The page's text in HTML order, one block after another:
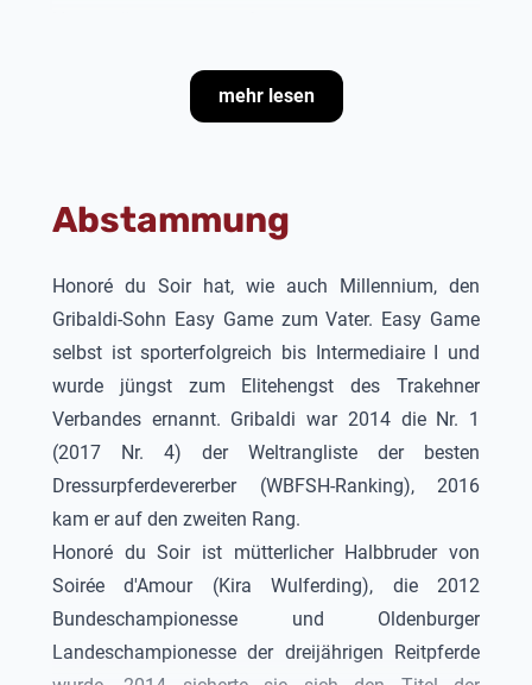
den Trakehner Siegerhengst „Kattenau“ aus der
Kiss me Kate von Perechlest x Stradivari sowie den
2019 siegteHonoré du Soir
sich mehrfach auf M-Niveau platzieren.
mehr lesen
Abstammung
Honoré du Soirhat, wie auch Millennium, den
Gribaldi-Sohn Easy Game zum Vater. Easy Game
selbst ist sporterfolgreich bis Intermediaire I und
wurde jüngst zum Elitehengst des Trakehner
Verbandes ernannt. Gribaldi war 2014 die Nr. 1
(2017 Nr. 4) der Weltrangliste der besten
Dressurpferdevererber (WBFSH-Ranking), 2016
kam er auf den zweiten Rang.
Honoré du Soirist mütterlicher Halbbruder von
Soirée d'Amour (Kira Wulferding), die 2012
Bundeschampionesse und Oldenburger
Landeschampionesse der dreijährigen Reitpferde